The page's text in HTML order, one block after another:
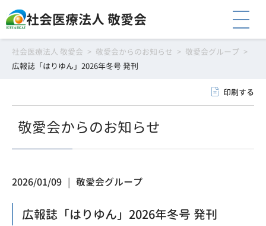
社会医療法人 敬愛会
社会医療法人 敬愛会 > 敬愛会からのお知らせ > 敬愛会グループ >
広報誌「はりゆん」2026年冬号 発刊
印刷する
敬愛会からのお知らせ
2026/01/09 敬愛会グループ
広報誌「はりゆん」2026年冬号 発刊